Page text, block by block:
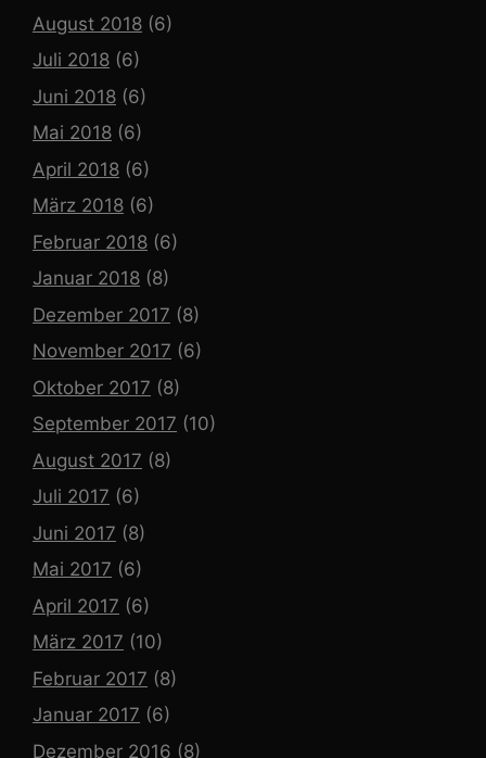
August 2018 (6)
Juli 2018 (6)
Juni 2018 (6)
Mai 2018 (6)
April 2018 (6)
März 2018 (6)
Februar 2018 (6)
Januar 2018 (8)
Dezember 2017 (8)
November 2017 (6)
Oktober 2017 (8)
September 2017 (10)
August 2017 (8)
Juli 2017 (6)
Juni 2017 (8)
Mai 2017 (6)
April 2017 (6)
März 2017 (10)
Februar 2017 (8)
Januar 2017 (6)
Dezember 2016 (8)